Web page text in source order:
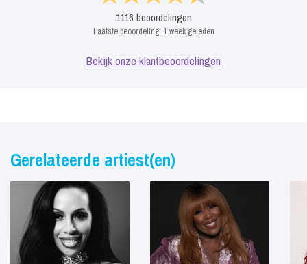
1116 beoordelingen
Laatste beoordeling: 1 week geleden
Bekijk onze klantbeoordelingen
Gerelateerde artiest(en)